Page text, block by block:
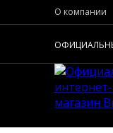
О компании